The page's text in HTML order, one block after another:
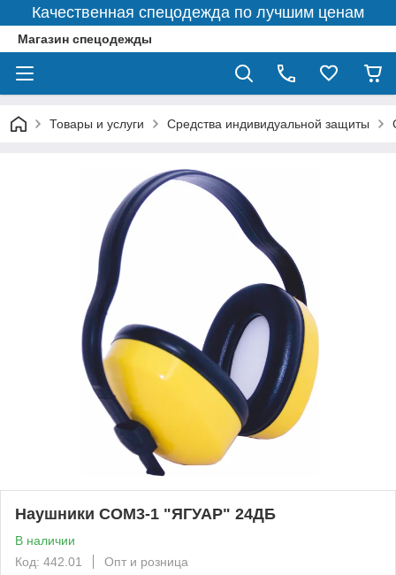
Качественная спецодежда по лучшим ценам
Магазин спецодежды
Товары и услуги Средства индивидуальной защиты
Наушники СОМ3-1 "ЯГУАР" 24ДБ
В наличии
Код: 442.01
Опт и розница